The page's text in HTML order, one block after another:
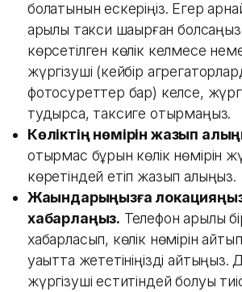
болатынын ескеріңіз. Егер
арқылы такси шақырған болсаңыз,
көрсетілген көлік келмесе
жүргізуші (кейбір
фотосуреттер бар) келсе,
тудырса, таксиге отырмаңыз.
Көліктің нөмірін жазып
отырмас бұрын көлік нөмірін
көретіндей етіп жазып алыңыз.
Жақындарыңызға
хабарлаңыз. Телефон арқылы
хабарласып, көлік нөмірін
уақытта жететініңізді
жүргізуші еститіндей болуы